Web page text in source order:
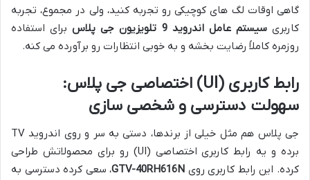
گاهی اوقات لگ های کوچیکی رو تجربه کنید، ولی در مجموع، تجربه
کاربریسیستم عامل اندروید 9 تلویزیون جی پلاس
برای استفاده
روزمره کاملاً رضایت بخشه و به خوبی انتظارات رو برآورده می کنه.
رابط کاربری (UI) اختصاصی جی پلاس:
سهولت دسترسی و شخصی سازی
جی پلاس هم مثل خیلی از برندها، دستی به سر و روی اندروید TV
برده و یه رابط کاربری اختصاصی (UI) رو برای محصولاتش طراحی
کرده. این رابط کاربری روی GTV-40RH616N، سعی کرده دسترسی به